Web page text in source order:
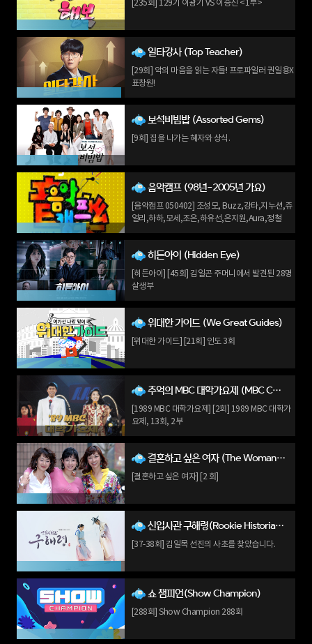
[235회] 129기 이광기 VS 이승신 <1부>
일타강사 (Top Teacher)
[29회] 악의 마음을 읽는 자들! 프로파일러 권일용X
표창원!
보석비빔밥 (Assorted Gems)
[9회] 집을 나가는 혜자와 상식.
음악캠프 (98년-2005년 가요)
[음악캠프 050402] 조성모, Buzz,강타,지누션,쥬
얼리,하하,모세,조은,하유선,은지원,Aura,정철
히든아이 (Hidden Eye)
[히든아이] [45회] 김일곤 주머니에서 발견된 28명
살생부
위대한 가이드 (We Great Guides)
[위대한 가이드] [21회] 인도 3회
추억의 MBC 대학가요제 (MBC CAMPUS SONG FESTIVAL)
[1989 MBC 대학가요제] [2회] 1989 MBC 대학가
요제, 13회, 2부
결혼하고 싶은 여자 (The Woman Who Wants to Marry)
[결혼하고 싶은 여자] [2 회]
신입사관 구해령(Rookie Historian Goo Hae-ryung)
[37-38회] 김일목 선진의 사초를 찾았습니다.
쇼 챔피언(Show Champion)
[288회] Show Champion 288회